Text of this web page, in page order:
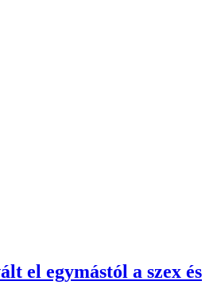
el egymástól a szex és